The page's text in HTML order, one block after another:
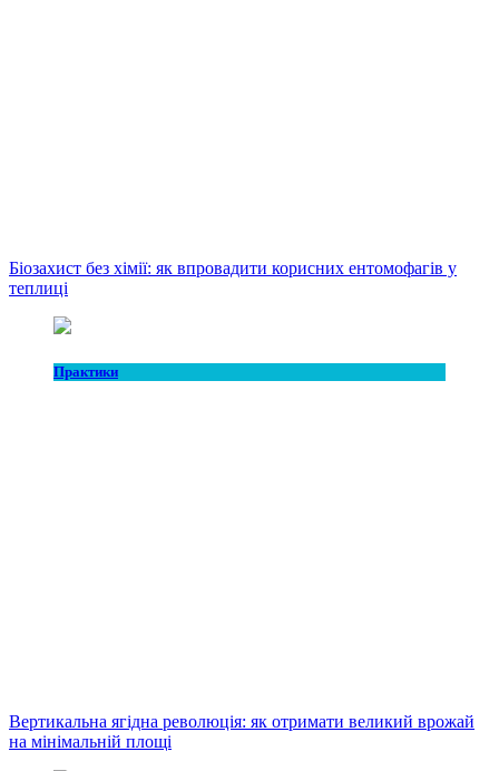
Біозахист без хімії: як впровадити корисних ентомофагів у
теплиці
Практики
Вертикальна ягідна революція: як отримати великий врожай
на мінімальній площі